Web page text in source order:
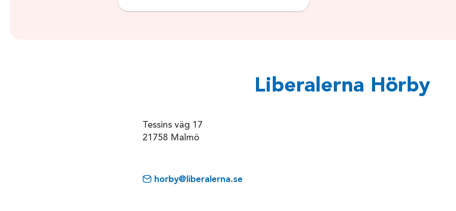
Liberalerna Hörby
Tessins väg 17
21758 Malmö
horby@liberalerna.se